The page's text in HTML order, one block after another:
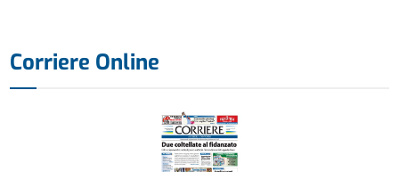
Corriere Online